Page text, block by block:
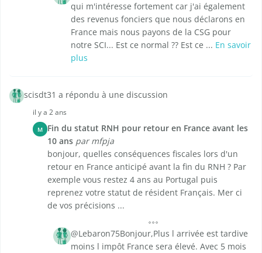
qui m'intéresse fortement car j'ai également
des revenus fonciers que nous déclarons en
France mais nous payons de la CSG pour
notre SCI... Est ce normal ?? Est ce ... En savoir
plus
scisdt31 a répondu à une discussion
il y a 2 ans
M
Fin du statut RNH pour retour en France avant les
10 ans par mfpja
bonjour, quelles conséquences fiscales lors d'un
retour en France anticipé avant la fin du RNH ? Par
exemple vous restez 4 ans au Portugal puis
reprenez votre statut de résident Français. Mer ci
de vos précisions ...
@Lebaron75Bonjour,Plus l arrivée est tardive
moins l impôt France sera élevé. Avec 5 mois